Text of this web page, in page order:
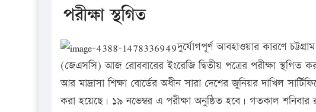
পরীক্ষা স্থগিত
দুর্যোগপূর্ণ আবহাওয়ার কারণে
(জেএসসি) আজ রোববারের ইংরেজি দ্বিতীয় পত্রের পরীক্ষা স্থগিত
আর মাদ্রাসা শিক্ষা বোর্ডের অধীন সারা দেশের জুনিয়র দাখিল
করা হয়েছে। ১৯ নভেম্বর এ পরীক্ষা অনুষ্ঠিত হবে। গতকাল শনিবার